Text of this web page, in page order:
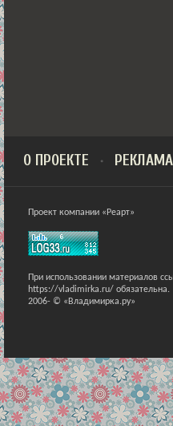
О ПРОЕКТЕ РЕКЛАМА
Проект компании «Реарт»
При использовании материалов
https://vladimirka.ru/ обязательна.
2006- © «Владимирка.ру»